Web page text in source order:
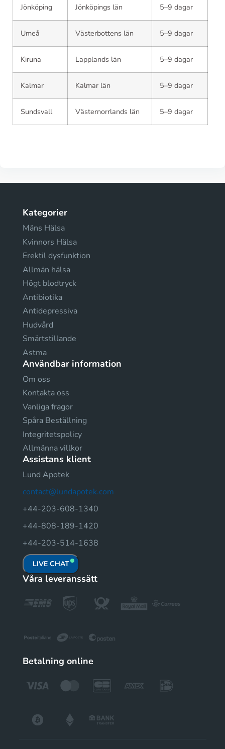
Jönköping Jönköpings län 5–9 dagar
Umeå Västerbottens län 5–9 dagar
Kiruna Lapplands län 5–9 dagar
Kalmar Kalmar län 5–9 dagar
Sundsvall Västernorrlands län 5–9 dagar
Kategorier
Mäns Hälsa
Kvinnors Hälsa
Erektil dysfunktion
Allmän hälsa
Högt blodtryck
Antibiotika
Antidepressiva
Hudvård
Smärtstillande
Astma
Användbar information
Om oss
Kontakta oss
Vanliga fragor
Spåra Beställning
Integritetspolicy
Allmänna villkor
Assistans klient
Lund Apotek
contact@lundapotek.com
+44-203-608-1340
+44-808-189-1420
+44-203-514-1638
LIVE CHAT
Våra leveranssätt
Betalning online